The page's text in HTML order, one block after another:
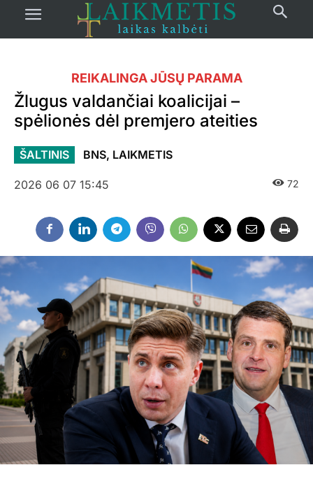
REIKALINGA JŪSŲ PARAMA
Žlugus valdančiai koalicijai –
spėlionės dėl premjero ateities
ŠALTINIS BNS, LAIKMETIS
2026 06 07 15:45 72